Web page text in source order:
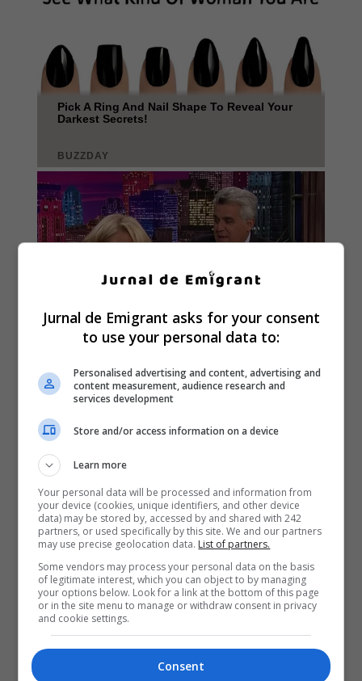
Jurnal de Emigrant asks for your consent
to use your personal data to:
Personalised advertising and content, advertising and
content measurement, audience research and
services development
Store and/or access information on a device
Learn more
Your personal data will be processed and information from
your device (cookies, unique identifiers, and other device
data) may be stored by, accessed by and shared with 242
partners, or used specifically by this site. We and our partners
may use precise geolocation data. List of partners.
Some vendors may process your personal data on the basis
of legitimate interest, which you can object to by managing
your options below. Look for a link at the bottom of this page
or in the site menu to manage or withdraw consent in privacy
and cookie settings.
Consent